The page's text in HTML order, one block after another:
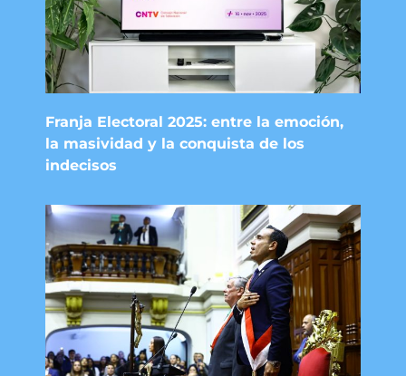
Franja Electoral 2025: entre la emoción,
la masividad y la conquista de los
indecisos